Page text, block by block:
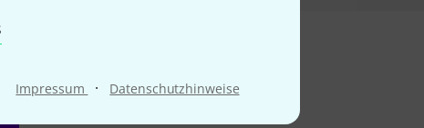
Impressum · Datenschutzhinweise